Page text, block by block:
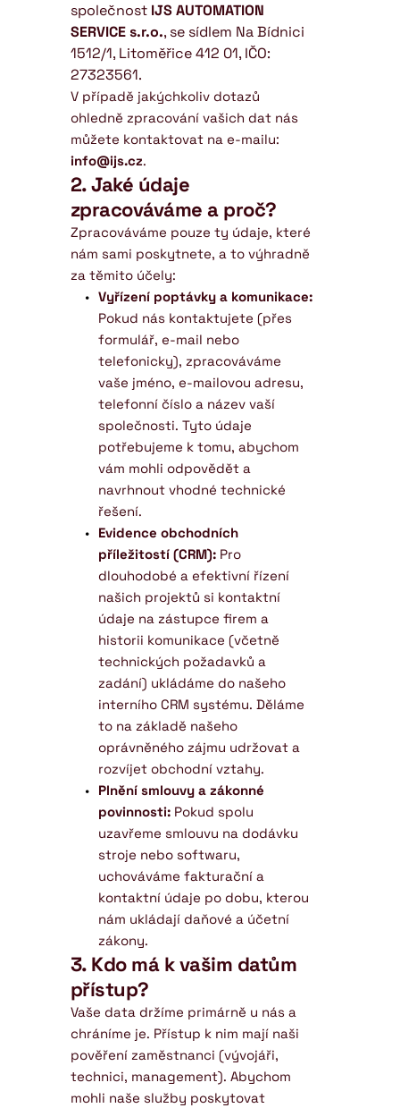
společnost IJS AUTOMATION
SERVICE s.r.o., se sídlem Na Bídnici
1512/1, Litoměřice 412 01, IČO:
27323561.
V případě jakýchkoliv dotazů
ohledně zpracování vašich dat nás
info@ijs.cz.
2. Jaké údaje
zpracováváme a proč?
Zpracováváme pouze ty údaje, které
nám sami poskytnete, a to výhradně
za těmito účely:
Vyřízení poptávky a komunikace:
Pokud nás kontaktujete (přes
formulář, e-mail nebo
telefonicky), zpracováváme
vaše jméno, e-mailovou adresu,
telefonní číslo a název vaší
společnosti. Tyto údaje
potřebujeme k tomu, abychom
vám mohli odpovědět a
navrhnout vhodné technické
řešení.
Evidence obchodních
příležitostí (CRM): Pro
dlouhodobé a efektivní řízení
našich projektů si kontaktní
údaje na zástupce firem a
historii komunikace (včetně
technických požadavků a
zadání) ukládáme do našeho
interního CRM systému. Děláme
to na základě našeho
oprávněného zájmu udržovat a
rozvíjet obchodní vztahy.
Plnění smlouvy a zákonné
povinnosti: Pokud spolu
uzavřeme smlouvu na dodávku
stroje nebo softwaru,
uchováváme fakturační a
kontaktní údaje po dobu, kterou
nám ukládají daňové a účetní
zákony.
3. Kdo má k vašim datům
přístup?
Vaše data držíme primárně u nás a
chráníme je. Přístup k nim mají naši
pověření zaměstnanci (vývojáři,
technici, management). Abychom
mohli naše služby poskytovat